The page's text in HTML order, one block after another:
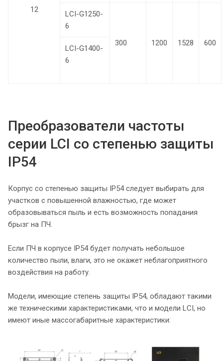
12
LCI-G1250-
6
300
1200 1528 600
LCI-G1400-
6
Преобразователи частоты
серии LCI со степенью защиты
IP54
Корпус со степенью защиты IP54 следует выбирать для
участков с повышенной влажностью, где может
образовываться пыль и есть возможность попадания
брызг на ПЧ.
Если ПЧ в корпусе IP54 будет получать небольшое
количество пыли, влаги, это не окажет неблагоприятного
воздействия на работу.
Модели, имеющие степень защиты IP54, обладают такими
же техническими характеристиками, что и модели LCI, но
имеют иные массогабаритные характеристики: